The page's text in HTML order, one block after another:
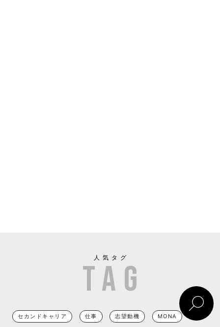
人気タグ
セカンドキャリア 仕事 志望動機 MONA